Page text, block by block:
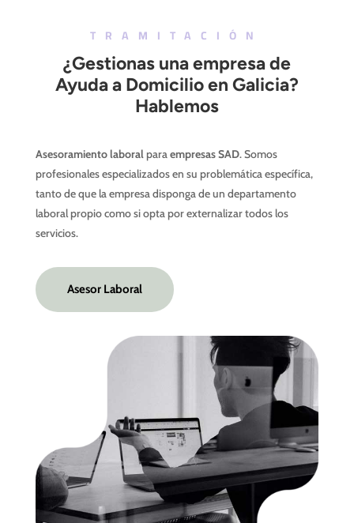
TRAMITACIÓN
¿Gestionas una empresa de
Ayuda a Domicilio en Galicia?
Hablemos
Asesoramiento laboralparaempresas SAD. Somos
profesionales especializados en su problemática específica,
tanto de que la empresa disponga de un departamento
laboral propio como si opta por externalizar todos los
servicios.
Asesor Laboral